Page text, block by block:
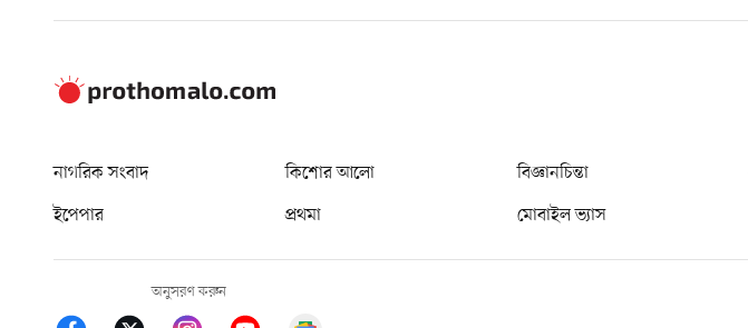
নাগরিক সংবাদ কিশোর আলো বিজ্ঞানচিন্তা
ইপেপার
প্রথমা মোবাইল ভ্যাস
অনুসরণ করুন